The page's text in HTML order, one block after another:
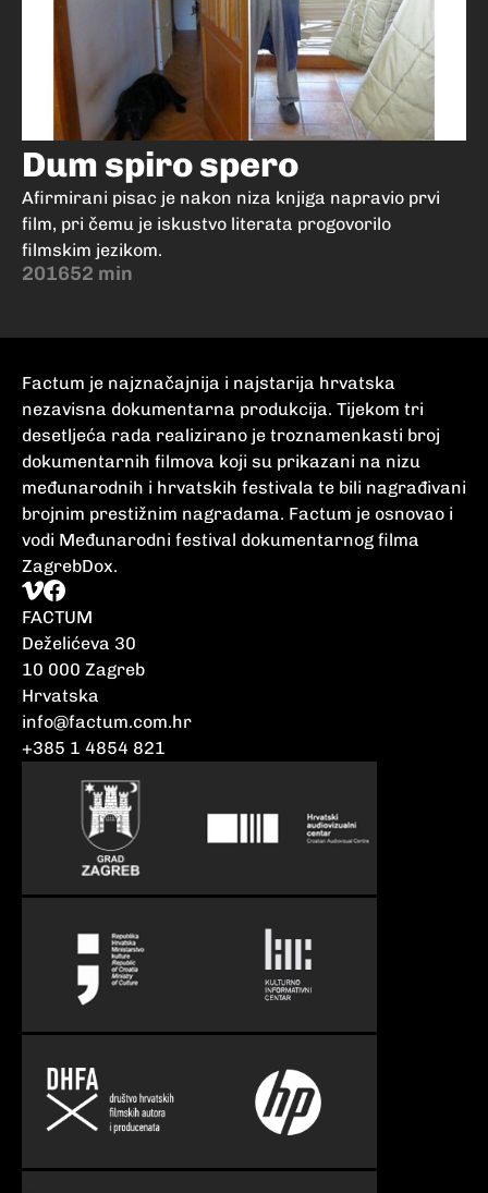
Dum spiro spero
Afirmirani pisac je nakon niza knjiga napravio prvi
film, pri čemu je iskustvo literata progovorilo
filmskim jezikom.
201652 min
Factum je najznačajnija i najstarija hrvatska
nezavisna dokumentarna produkcija. Tijekom tri
desetljeća rada realizirano je troznamenkasti broj
dokumentarnih filmova koji su prikazani na nizu
međunarodnih i hrvatskih festivala te bili nagrađivani
brojnim prestižnim nagradama. Factum je osnovao i
vodi Međunarodni festival dokumentarnog filma
ZagrebDox.
FACTUM
Deželićeva 30
10 000 Zagreb
Hrvatska
info@factum.com.hr
+385 1 4854 821